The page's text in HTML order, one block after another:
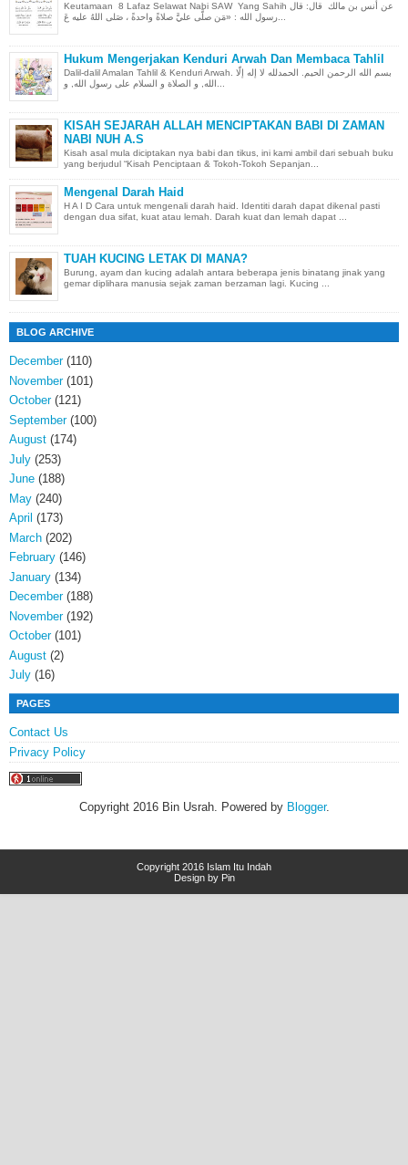
Keutamaan 8 Lafaz Selawat Nabi SAW Yang Sahih عن أنس بن مالك قال: قال
رسول الله : «مَن صلَّى عليَّ صلاةً واحدةً ، صَلى اللهُ عليه عَ...
Hukum Mengerjakan Kenduri Arwah Dan Membaca Tahlil
Dalil-dalil Amalan Tahlil & Kenduri Arwah. بسم الله الرحمن الحيم. الحمدلله لا إله إلّا
الله, و الصلاة و السلام على رسول الله, و...
KISAH SEJARAH ALLAH MENCIPTAKAN BABI DI ZAMAN
NABI NUH A.S
Kisah asal mula diciptakan nya babi dan tikus, ini kami ambil dari sebuah buku
yang berjudul “Kisah Penciptaan & Tokoh-Tokoh Sepanjan...
Mengenal Darah Haid
H A I D Cara untuk mengenali darah haid. Identiti darah dapat dikenal pasti
dengan dua sifat, kuat atau lemah. Darah kuat dan lemah dapat ...
TUAH KUCING LETAK DI MANA?
Burung, ayam dan kucing adalah antara beberapa jenis binatang jinak yang
gemar diplihara manusia sejak zaman berzaman lagi. Kucing ...
BLOG ARCHIVE
December(110)
November(101)
October(121)
September(100)
August (174)
July (253)
June (188)
May (240)
April (173)
March (202)
February (146)
January (134)
December(188)
November(192)
October(101)
August (2)
July (16)
PAGES
Contact Us
Privacy Policy
Copyright 2016 Bin Usrah. Powered by Blogger.
Copyright 2016 Islam Itu Indah
Design by Pin